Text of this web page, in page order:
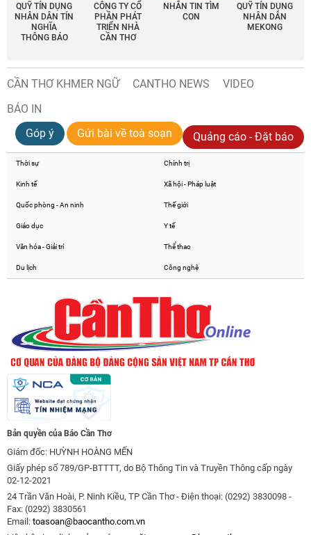
QUỸ TÍN DỤNG
NHÂN DÂN TÍN
NGHĨA
THÔNG BÁO
CÔNG TY CỔ
PHẦN PHÁT
TRIỂN NHÀ
CẦN THƠ
NHẮN TIN TÌM
CON
QUỸ TÍN DỤNG
NHÂN DÂN
MEKONG
CẦN THƠ KHMER NGỮ CANTHO NEWS
VIDEO
BÁO IN
Góp ý
Gửi bài về toà soạn Quảng cáo - Đặt báo
Thời sự Chính trị
Kinh tế Xã hội - Pháp luật
Quốc phòng - An ninh Thế giới
Giáo dục Y tế
Văn hóa - Giải trí Thể thao
Du lịch Công nghệ
Bản quyền của Báo Cần Thơ
Giám đốc: HUỲNH HOÀNG MẾN
Giấy phép số 789/GP-BTTTT, do Bộ Thông Tin và Truyền Thông cấp ngày
02-12-2021
24 Trần Văn Hoài, P. Ninh Kiều, TP Cần Thơ - Điện thoại: (0292) 3830098 -
Fax: (0292) 3830561
Email: toasoan@baocantho.com.vn